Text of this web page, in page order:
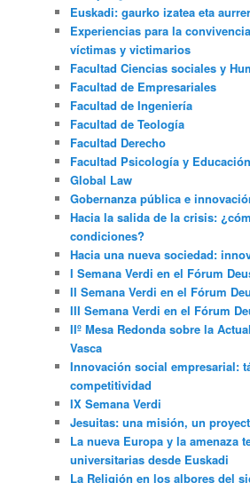
Euskadi: gaurko izatea eta
Experiencias para la
víctimas y victimarios
Facultad Ciencias sociales y
Facultad de Empresariales
Facultad de Ingeniería
Facultad de Teología
Facultad Derecho
Facultad Psicología y Educación
Global Law
Gobernanza pública e
Hacia la salida de la crisis:
condiciones?
Hacia una nueva sociedad:
I Semana Verdi en el Fórum
II Semana Verdi en el Fórum
III Semana Verdi en el Fórum
IIº Mesa Redonda sobre la
Vasca
Innovación social empresarial:
competitividad
IX Semana Verdi
Jesuitas: una misión, un
La nueva Europa y la amenaza
universitarias desde Euskadi
La Religión en los albores del